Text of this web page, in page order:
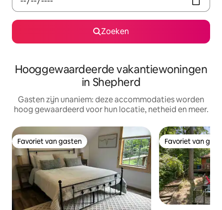
Zoeken
Hooggewaardeerde vakantiewoningen
in Shepherd
Gasten zijn unaniem: deze accommodaties worden
hoog gewaardeerd voor hun locatie, netheid en meer.
Favoriet van gasten
Favoriet van gasten Favoriet van
Favoriet van